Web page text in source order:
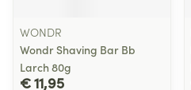
WONDR
Wondr Shaving Bar Bb
Larch 80g
€ 11,95